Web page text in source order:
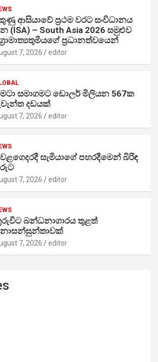
ආසියාවේ ප්‍රථම වරට සංවිධානය
(ISA) – South Asia 2026 සමුළුව
ප්‍රධානත්වයෙන්
7, 2026 editor
සමාගමට ඩොලර් මිලියන 567ක
දඩයක්
7, 2026 editor
සැමියාගේ පහරදීමෙන් බිරිඳ
7, 2026 editor
බන්ධනාගාරය තුළත්
7, 2026 editor